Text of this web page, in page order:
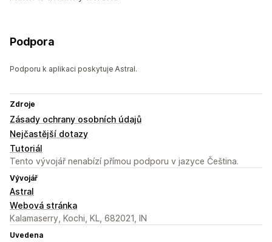
Podpora
Podporu k aplikaci poskytuje Astral.
Zdroje
Zásady ochrany osobních údajů
Nejčastější dotazy
Tutoriál
Tento vývojář nenabízí přímou podporu v jazyce Čeština.
Vývojář
Astral
Webová stránka
Kalamaserry, Kochi, KL, 682021, IN
Uvedena